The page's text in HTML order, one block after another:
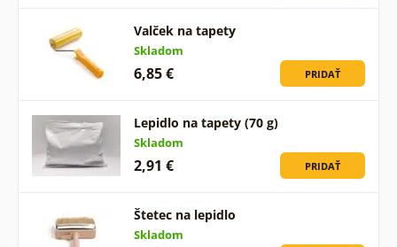
Valček na tapety
Skladom
6,85 € PRIDAŤ
Lepidlo na tapety (70 g)
Skladom
2,91 € PRIDAŤ
Štetec na lepidlo
Skladom